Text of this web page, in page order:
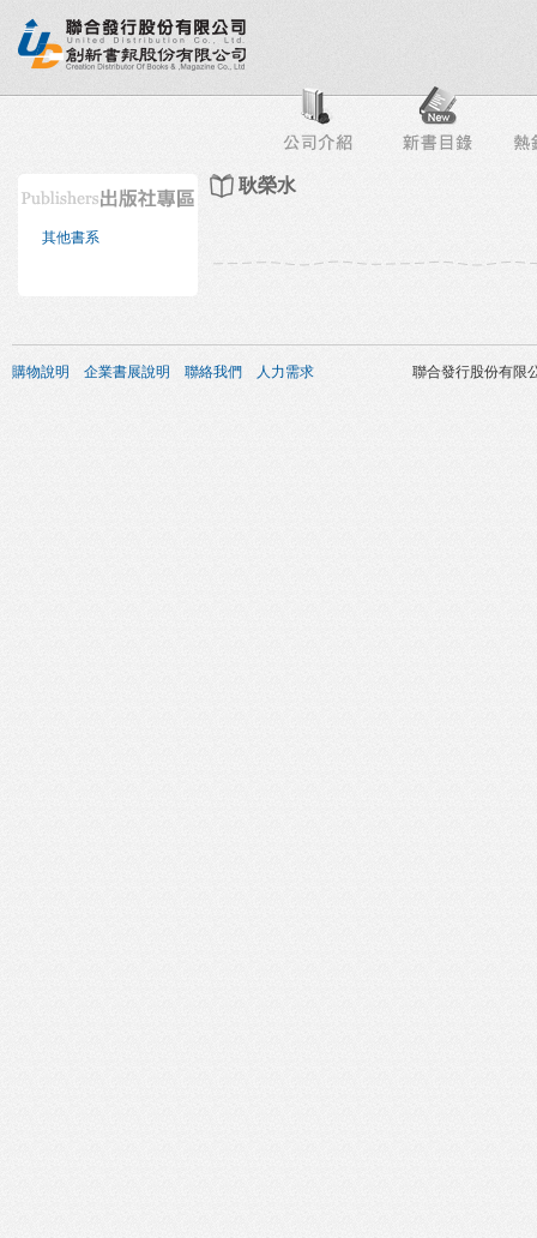
榜 出版社專區 書店專區 目錄下載 會員服務
其他書系
耿榮水
購物說明 企業書展說明 聯絡我們 人力需求 聯合發行股份有限